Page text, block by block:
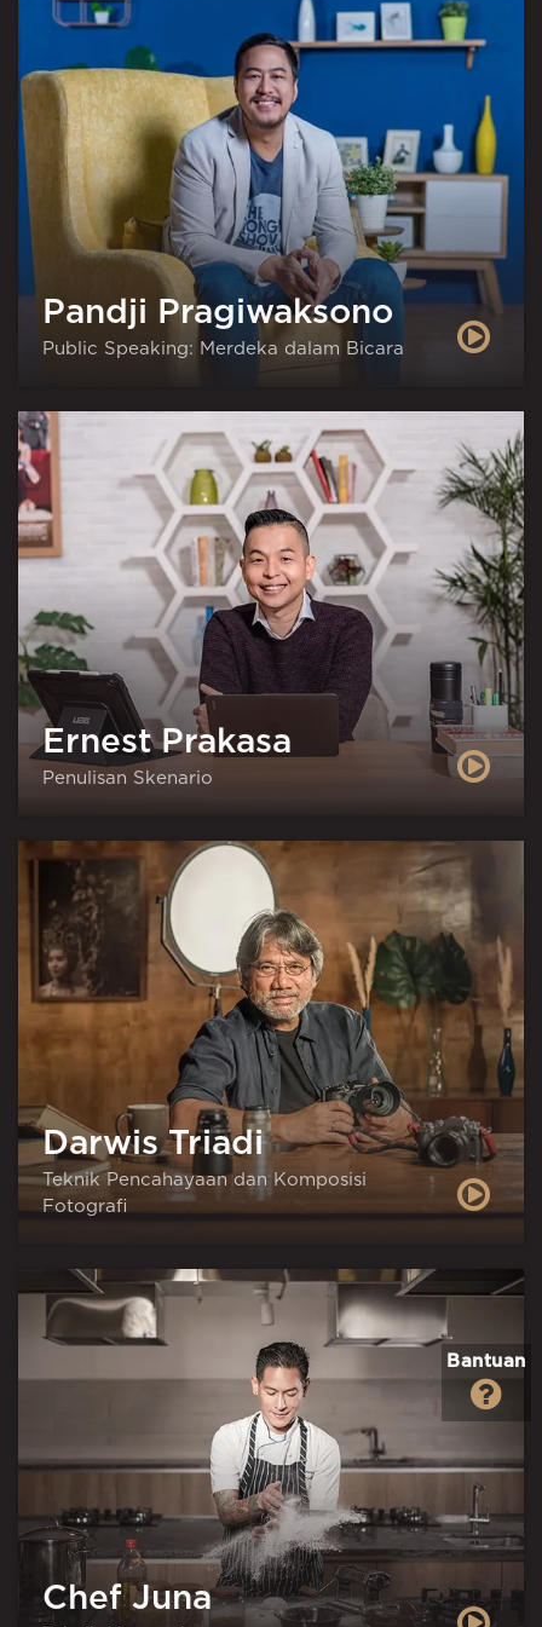
Pandji Pragiwaksono
Public Speaking: Merdeka dalam Bicara
Ernest Prakasa
Penulisan Skenario
Darwis Triadi
Teknik Pencahayaan dan Komposisi
Fotografi
Chef Juna
Bantuan